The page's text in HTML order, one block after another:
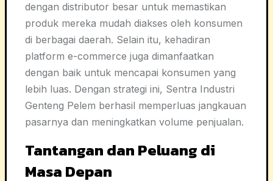
dengan distributor besar untuk memastikan
produk mereka mudah diakses oleh konsumen
di berbagai daerah. Selain itu, kehadiran
platform e-commerce juga dimanfaatkan
dengan baik untuk mencapai konsumen yang
lebih luas. Dengan strategi ini, Sentra Industri
Genteng Pelem berhasil memperluas jangkauan
pasarnya dan meningkatkan volume penjualan.
Tantangan dan Peluang di
Masa Depan